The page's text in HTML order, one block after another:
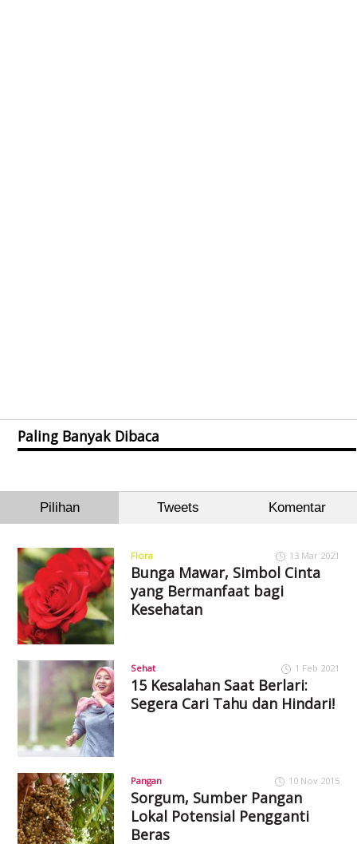
Paling Banyak Dibaca
Pilihan Tweets Komentar
Flora 13 Mar 2021
Bunga Mawar, Simbol Cinta
yang Bermanfaat bagi
Kesehatan
Sehat 1 Feb 2021
15 Kesalahan Saat Berlari:
Segera Cari Tahu dan Hindari!
Pangan 10 Nov 2015
Sorgum, Sumber Pangan
Lokal Potensial Pengganti
Beras